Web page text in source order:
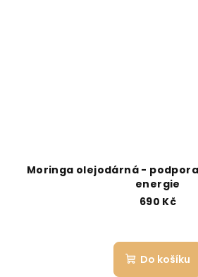
Moringa olejodárná -
energie
690 Kč
Do košíku